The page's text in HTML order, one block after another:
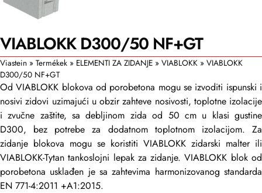
VIABLOKK D300/50 NF+GT
Viastein » Termékek » ELEMENTI ZA ZIDANJE » VIABLOKK » VIABLOKK
D300/50 NF+GT
Od VIABLOKK blokova od porobetona mogu se izvoditi ispunski i
nosivi zidovi uzimajući u obzir zahteve nosivosti, toplotne izolacije
i zvučne zaštite, sa debljinom zida od 50 cm u klasi gustine
D300, bez potrebe za dodatnom toplotnom izolacijom. Za
zidanje blokova mogu se koristiti VIABLOKK zidarski malter ili
VIABLOKK-Tytan tankoslojni lepak za zidanje. VIABLOKK blok od
porobetona usklađen je sa zahtevima harmonizovanog standarda
EN 771-4:2011 +A1:2015.